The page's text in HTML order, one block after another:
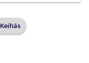
Keihäs